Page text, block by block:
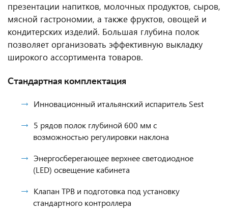
презентации напитков, молочных продуктов, сыров,
мясной гастрономии, а также фруктов, овощей и
кондитерских изделий. Большая глубина полок
позволяет организовать эффективную выкладку
широкого ассортимента товаров.
Стандартная комплектация
Инновационный итальянский испаритель Sest
5 рядов полок глубиной 600 мм с
возможностью регулировки наклона
Энергосберегающее верхнее светодиодное
(LED) освещение кабинета
Клапан ТРВ и подготовка под установку
стандартного контроллера